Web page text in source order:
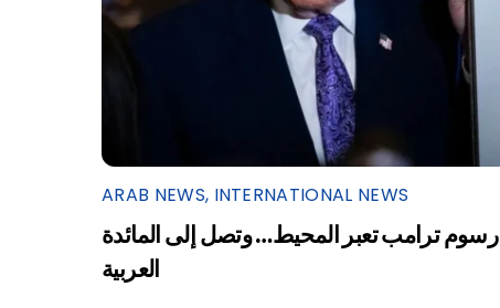
ARAB NEWS, INTERNATIONAL NEWS
رسوم ترامب تعبر المحيط… وتصل إلى المائدة
العربية